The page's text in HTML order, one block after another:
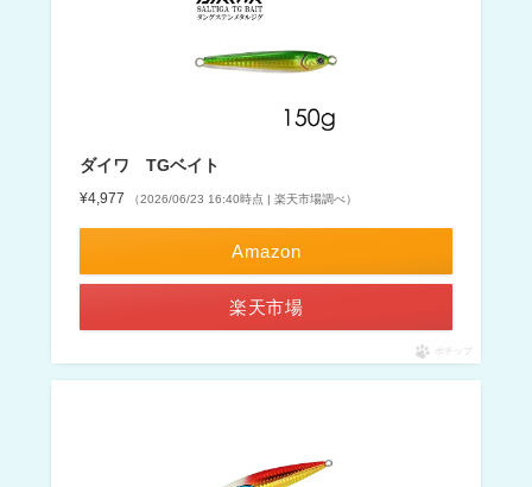
ダイワ TGベイト
¥4,977 （2026/06/23 16:40時点 | 楽天市場調べ）
Amazon
楽天市場
ポチップ